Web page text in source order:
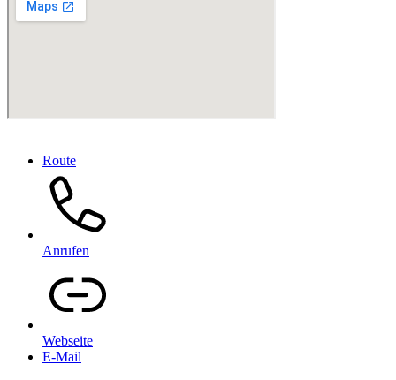
Route
Anrufen
Webseite
E-Mail